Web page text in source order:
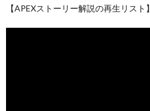
【APEXストーリー解説の再生リスト】